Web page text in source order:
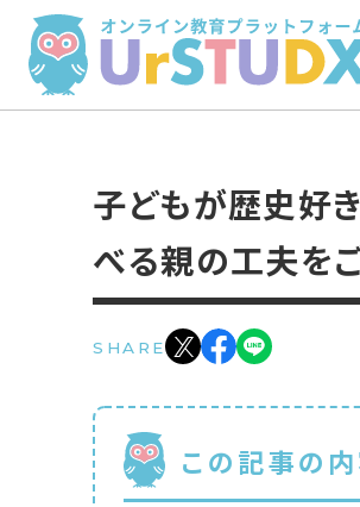
子どもが歴史好
べる親の工夫を
SHARE
この記事の